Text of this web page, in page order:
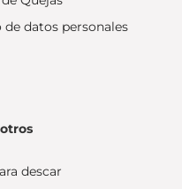
datos personales
descar